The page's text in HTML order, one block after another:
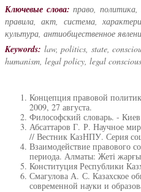
Ключевые слова: право, политика,
правила, акт, система,
культура, антиобщественное
Keywords: law, politics, state,
humanism, legal policy, legal
Концепция правовой
2009, 27 августа.
Философский словарь. -
Абсаттаров Г. Р. Научное
// Вестник КазНПУ. Серия
Взаимодействие правового
периода. Алматы: Жеті
Конституция Республики
Смагулова А. С. Казахское
современной науки и